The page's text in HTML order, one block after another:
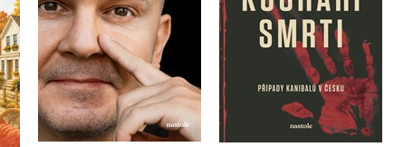
Do košíku
449 Kč
359 Kč
Do košíku
469 Kč
375 Kč